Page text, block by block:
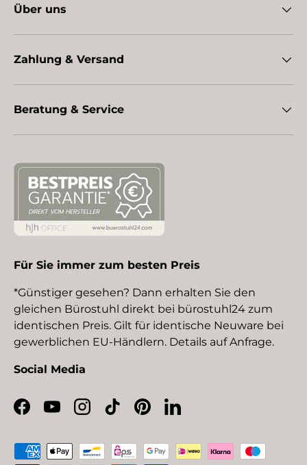
Über uns
Zahlung & Versand
Beratung & Service
Für Sie immer zum besten Preis
*Günstiger gesehen? Dann erhalten Sie den
gleichen Bürostuhl direkt bei bürostuhl24 zum
identischen Preis. Gilt für identische Neuware bei
gewerblichen EU-Händlern. Details auf Anfrage.
Social Media
Facebook
YouTubeInstagram
TikTokPinterestLinkedIn
Zahlungsmethoden